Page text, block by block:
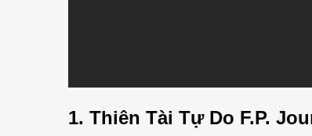
1. Thiên Tài Tự Do F.P.